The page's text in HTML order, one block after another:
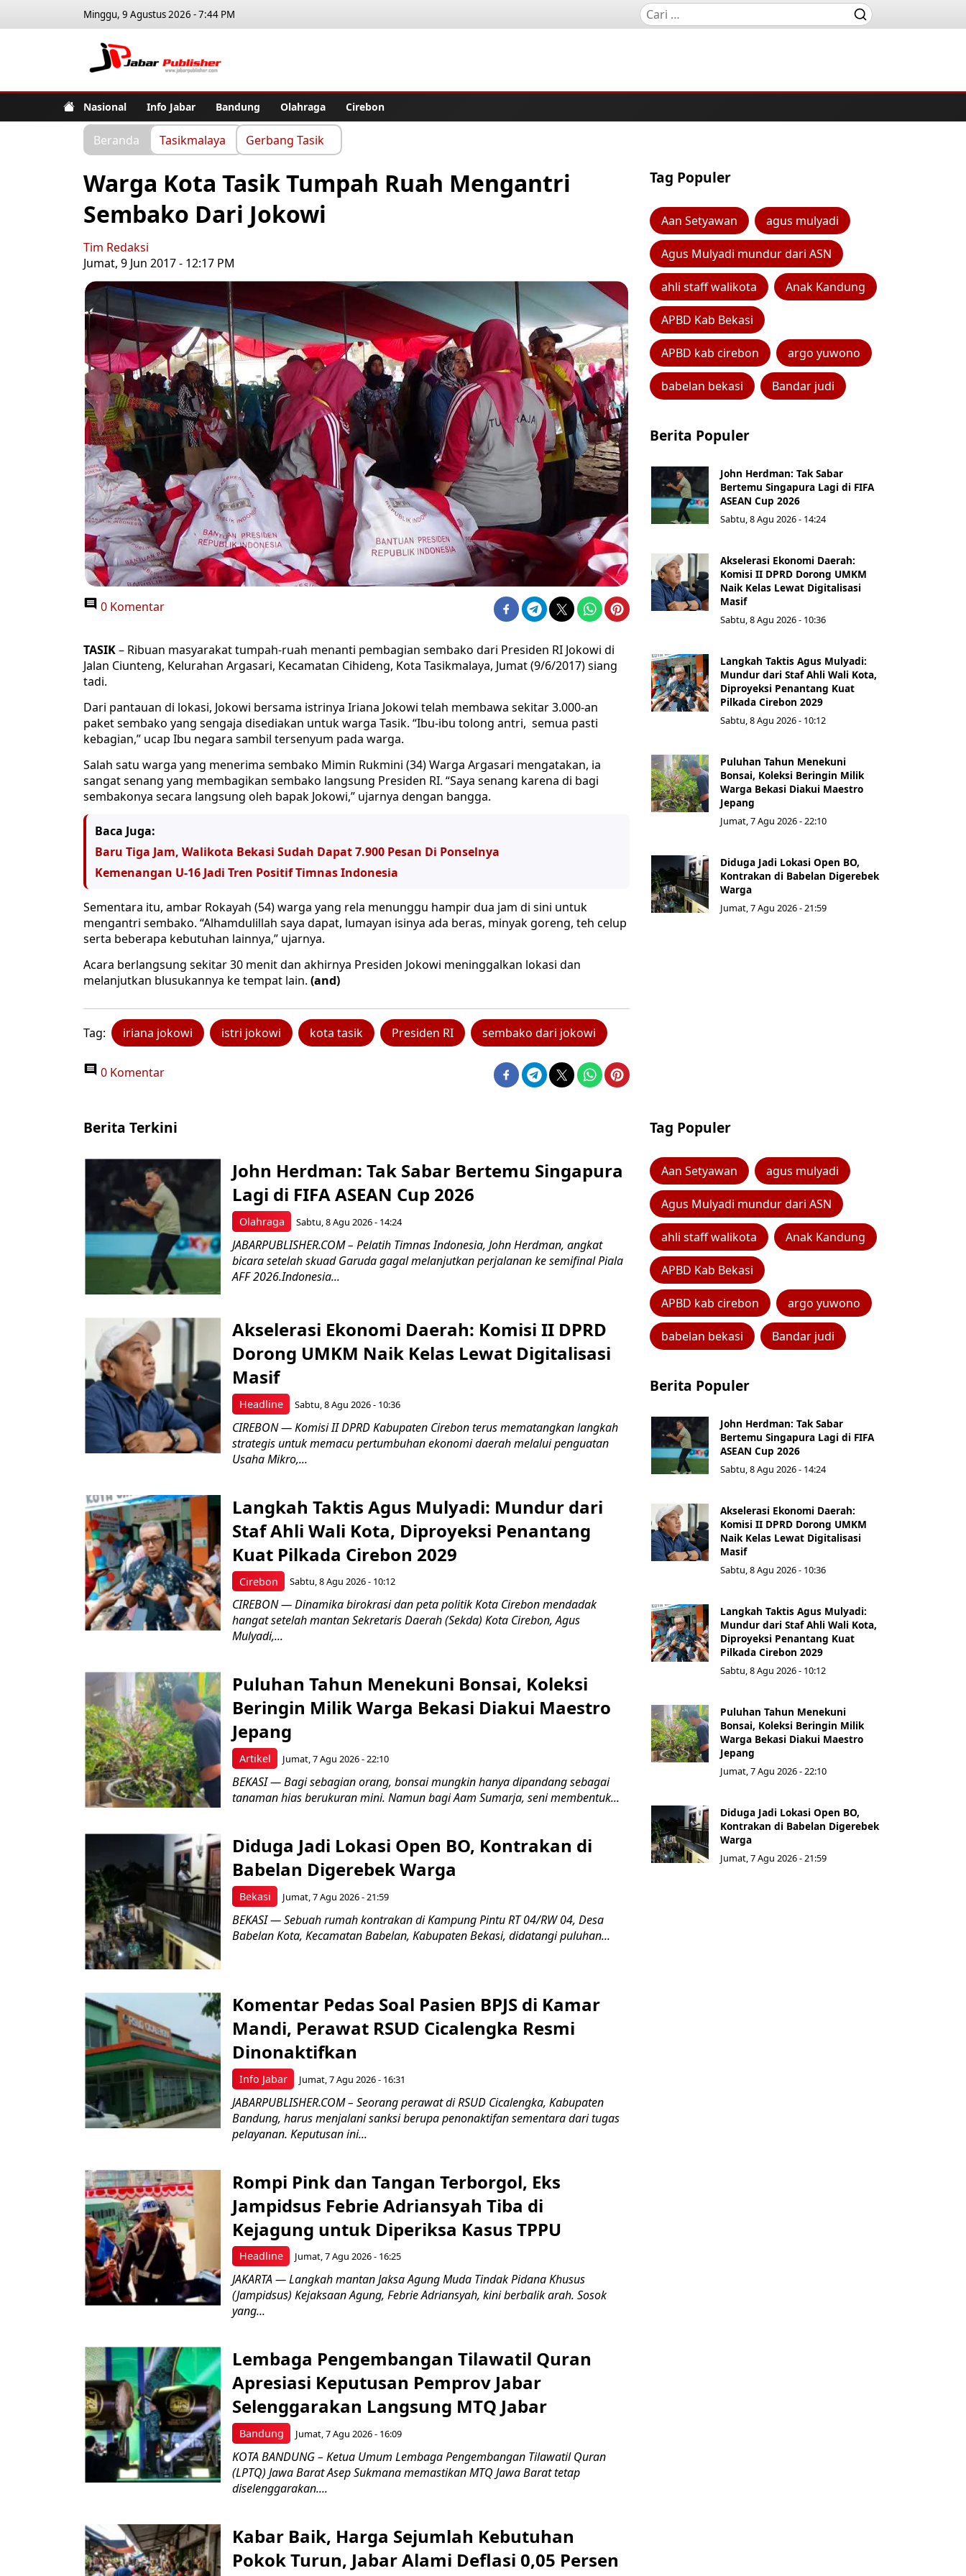
Minggu, 9 Agustus 2026 - 7:44 PM
Nasional Info Jabar Bandung Olahraga Cirebon
Beranda Tasikmalaya Gerbang Tasik
Warga Kota Tasik Tumpah Ruah Mengantri
Sembako Dari Jokowi
Tim Redaksi
Jumat, 9 Jun 2017 - 12:17 PM
0 Komentar
TASIK– Ribuan masyarakat tumpah-ruah menanti pembagian sembako dari Presiden RI Jokowi di
Jalan Ciunteng, Kelurahan Argasari, Kecamatan Cihideng, Kota Tasikmalaya, Jumat (9/6/2017) siang
tadi.
Dari pantauan di lokasi, Jokowi bersama istrinya Iriana Jokowi telah membawa sekitar 3.000-an
paket sembako yang sengaja disediakan untuk warga Tasik. “Ibu-ibu tolong antri, semua pasti
kebagian,” ucap Ibu negara sambil tersenyum pada warga.
Salah satu warga yang menerima sembako Mimin Rukmini (34) Warga Argasari mengatakan, ia
sangat senang yang membagikan sembako langsung Presiden RI. “Saya senang karena di bagi
sembakonya secara langsung oleh bapak Jokowi,” ujarnya dengan bangga.
Baca Juga:
Baru Tiga Jam, Walikota Bekasi Sudah Dapat 7.900 Pesan Di Ponselnya
Kemenangan U-16 Jadi Tren Positif Timnas Indonesia
Sementara itu, ambar Rokayah (54) warga yang rela menunggu hampir dua jam di sini untuk
mengantri sembako. “Alhamdulillah saya dapat, lumayan isinya ada beras, minyak goreng, teh celup
serta beberapa kebutuhan lainnya,” ujarnya.
Acara berlangsung sekitar 30 menit dan akhirnya Presiden Jokowi meninggalkan lokasi dan
melanjutkan blusukannya ke tempat lain. (and)
Tag: iriana jokowi istri jokowi kota tasik Presiden RI sembako dari jokowi
0 Komentar
Tag Populer
Aan Setyawan agus mulyadi
Agus Mulyadi mundur dari ASN
ahli staff walikota Anak Kandung
APBD Kab Bekasi
APBD kab cirebon argo yuwono
babelan bekasi Bandar judi
Berita Populer
John Herdman: Tak Sabar
Bertemu Singapura Lagi di FIFA
ASEAN Cup 2026
Sabtu, 8 Agu 2026 - 14:24
Akselerasi Ekonomi Daerah:
Komisi II DPRD Dorong UMKM
Naik Kelas Lewat Digitalisasi
Masif
Sabtu, 8 Agu 2026 - 10:36
Langkah Taktis Agus Mulyadi:
Mundur dari Staf Ahli Wali Kota,
Diproyeksi Penantang Kuat
Pilkada Cirebon 2029
Sabtu, 8 Agu 2026 - 10:12
Puluhan Tahun Menekuni
Bonsai, Koleksi Beringin Milik
Warga Bekasi Diakui Maestro
Jepang
Jumat, 7 Agu 2026 - 22:10
Diduga Jadi Lokasi Open BO,
Kontrakan di Babelan Digerebek
Warga
Jumat, 7 Agu 2026 - 21:59
Berita Terkini
Olahraga
John Herdman: Tak Sabar Bertemu Singapura
Lagi di FIFA ASEAN Cup 2026
Sabtu, 8 Agu 2026 - 14:24
JABARPUBLISHER.COM – Pelatih Timnas Indonesia, John Herdman, angkat
bicara setelah skuad Garuda gagal melanjutkan perjalanan ke semifinal Piala
AFF 2026.Indonesia...
Headline
Akselerasi Ekonomi Daerah: Komisi II DPRD
Dorong UMKM Naik Kelas Lewat Digitalisasi
Masif
Sabtu, 8 Agu 2026 - 10:36
CIREBON — Komisi II DPRD Kabupaten Cirebon terus mematangkan langkah
strategis untuk memacu pertumbuhan ekonomi daerah melalui penguatan
Usaha Mikro,...
Cirebon
Langkah Taktis Agus Mulyadi: Mundur dari
Staf Ahli Wali Kota, Diproyeksi Penantang
Kuat Pilkada Cirebon 2029
Sabtu, 8 Agu 2026 - 10:12
CIREBON — Dinamika birokrasi dan peta politik Kota Cirebon mendadak
hangat setelah mantan Sekretaris Daerah (Sekda) Kota Cirebon, Agus
Mulyadi,...
Artikel
Puluhan Tahun Menekuni Bonsai, Koleksi
Beringin Milik Warga Bekasi Diakui Maestro
Jepang
Jumat, 7 Agu 2026 - 22:10
BEKASI — Bagi sebagian orang, bonsai mungkin hanya dipandang sebagai
tanaman hias berukuran mini. Namun bagi Aam Sumarja, seni membentuk...
Bekasi
Diduga Jadi Lokasi Open BO, Kontrakan di
Babelan Digerebek Warga
Jumat, 7 Agu 2026 - 21:59
BEKASI — Sebuah rumah kontrakan di Kampung Pintu RT 04/RW 04, Desa
Babelan Kota, Kecamatan Babelan, Kabupaten Bekasi, didatangi puluhan...
Info Jabar
Komentar Pedas Soal Pasien BPJS di Kamar
Mandi, Perawat RSUD Cicalengka Resmi
Dinonaktifkan
Jumat, 7 Agu 2026 - 16:31
JABARPUBLISHER.COM – Seorang perawat di RSUD Cicalengka, Kabupaten
Bandung, harus menjalani sanksi berupa penonaktifan sementara dari tugas
pelayanan. Keputusan ini...
Headline
Rompi Pink dan Tangan Terborgol, Eks
Jampidsus Febrie Adriansyah Tiba di
Kejagung untuk Diperiksa Kasus TPPU
Jumat, 7 Agu 2026 - 16:25
JAKARTA — Langkah mantan Jaksa Agung Muda Tindak Pidana Khusus
(Jampidsus) Kejaksaan Agung, Febrie Adriansyah, kini berbalik arah. Sosok
yang...
Bandung
Lembaga Pengembangan Tilawatil Quran
Apresiasi Keputusan Pemprov Jabar
Selenggarakan Langsung MTQ Jabar
Jumat, 7 Agu 2026 - 16:09
KOTA BANDUNG – Ketua Umum Lembaga Pengembangan Tilawatil Quran
(LPTQ) Jawa Barat Asep Sukmana memastikan MTQ Jawa Barat tetap
diselenggarakan....
Kabar Baik, Harga Sejumlah Kebutuhan
Pokok Turun, Jabar Alami Deflasi 0,05 Persen
Tag Populer
Aan Setyawan agus mulyadi
Agus Mulyadi mundur dari ASN
ahli staff walikota Anak Kandung
APBD Kab Bekasi
APBD kab cirebon argo yuwono
babelan bekasi Bandar judi
Berita Populer
John Herdman: Tak Sabar
Bertemu Singapura Lagi di FIFA
ASEAN Cup 2026
Sabtu, 8 Agu 2026 - 14:24
Akselerasi Ekonomi Daerah:
Komisi II DPRD Dorong UMKM
Naik Kelas Lewat Digitalisasi
Masif
Sabtu, 8 Agu 2026 - 10:36
Langkah Taktis Agus Mulyadi:
Mundur dari Staf Ahli Wali Kota,
Diproyeksi Penantang Kuat
Pilkada Cirebon 2029
Sabtu, 8 Agu 2026 - 10:12
Puluhan Tahun Menekuni
Bonsai, Koleksi Beringin Milik
Warga Bekasi Diakui Maestro
Jepang
Jumat, 7 Agu 2026 - 22:10
Diduga Jadi Lokasi Open BO,
Kontrakan di Babelan Digerebek
Warga
Jumat, 7 Agu 2026 - 21:59